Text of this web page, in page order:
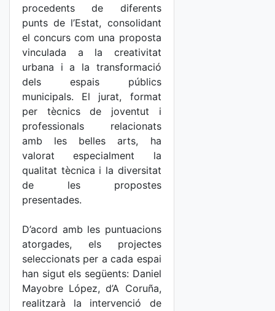
procedents de diferents
punts de l’Estat, consolidant
el concurs com una proposta
vinculada a la creativitat
urbana i a la transformació
dels espais públics
municipals. El jurat, format
per tècnics de joventut i
professionals relacionats
amb les belles arts, ha
valorat especialment la
qualitat tècnica i la diversitat
de les propostes
presentades.
D’acord amb les puntuacions
atorgades, els projectes
seleccionats per a cada espai
han sigut els següents: Daniel
Mayobre López, d’A Coruña,
realitzarà la intervenció de